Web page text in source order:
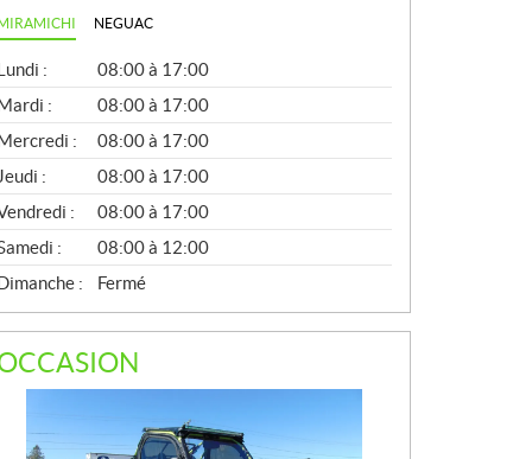
MIRAMICHI NEGUAC
:
08:00 à 17:00
:
08:00 à 17:00
:
08:00 à 17:00
Jeudi :
08:00 à 17:00
:
08:00 à 17:00
:
08:00 à 12:00
:
Fermé